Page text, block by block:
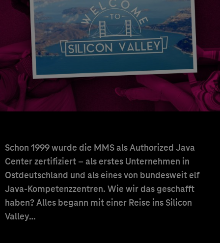
Schon 1999 wurde die MMS als Authorized Java
Center zertifiziert – als erstes Unternehmen in
Ostdeutschland und als eines von bundesweit elf
Java-Kompetenzzentren. Wie wir das geschafft
haben? Alles begann mit einer Reise ins Silicon
Valley…